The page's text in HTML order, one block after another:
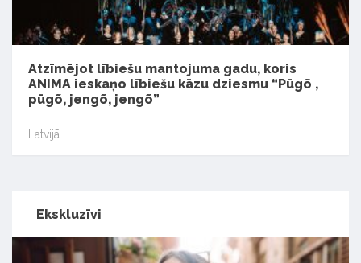
Atzīmējot lībiešu mantojuma gadu, koris
ANIMA ieskaņo lībiešu kāzu dziesmu “Pūgõ ,
pūgõ, jengõ, jengõ”
Latvijā
Ekskluzīvi